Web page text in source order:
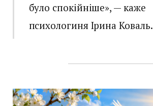
було спокійніше», — каже
психологиня Ірина Коваль.